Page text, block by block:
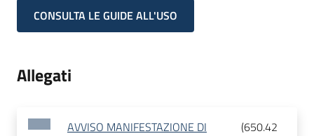
CONSULTA LE GUIDE ALL'USO
Allegati
AVVISO MANIFESTAZIONE DI
(650.42